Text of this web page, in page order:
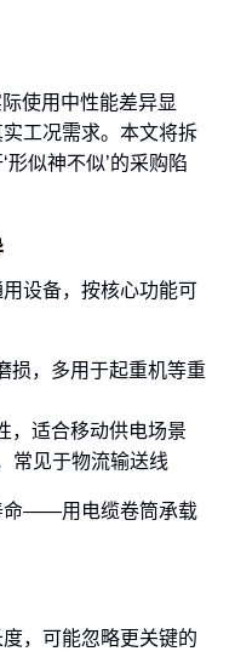
使用中性能差异显
工况需求。本文将拆
似神不似’的采购陷
设备，按核心功能可
损，多用于起重机等重
，适合移动供电场景
常见于物流输送线
命——用电缆卷筒承载
，可能忽略更关键的